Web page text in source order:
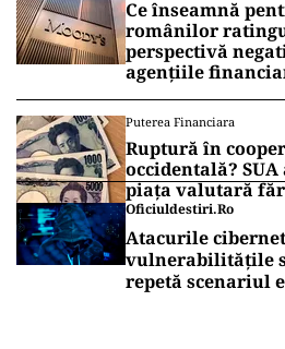
Ce înseamnă
românilor
perspectivă
agențiile
Puterea Financiara
Ruptură în
occidentală?
piața valutară
Oficiuldestiri.ro
Atacurile
vulnerabilitățile
repetă scenariul